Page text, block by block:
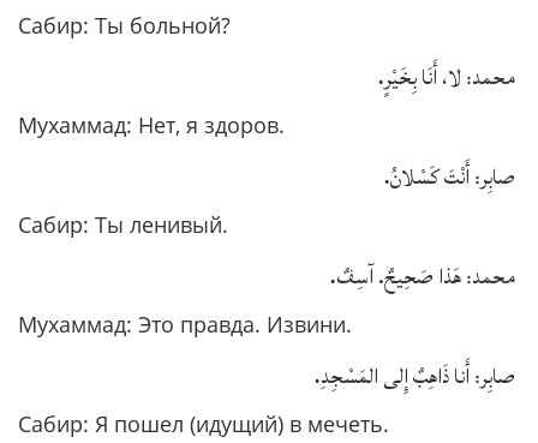
Сабир: Ты больной?
محمد: لا، أَنَا بِخَيْرٍ.
Мухаммад: Нет, я здоров.
صابِر: أَنْتَ كَسْلانُ.
Сабир: Ты ленивый.
محمد: هَذا صَحِيحٌ. آسِفٌ.
Мухаммад: Это правда. Извини.
صابِر: أَنا ذَاهِبٌ إِلى المَسْجِدِ.
Сабир: Я пошел (идущий) в мечеть.